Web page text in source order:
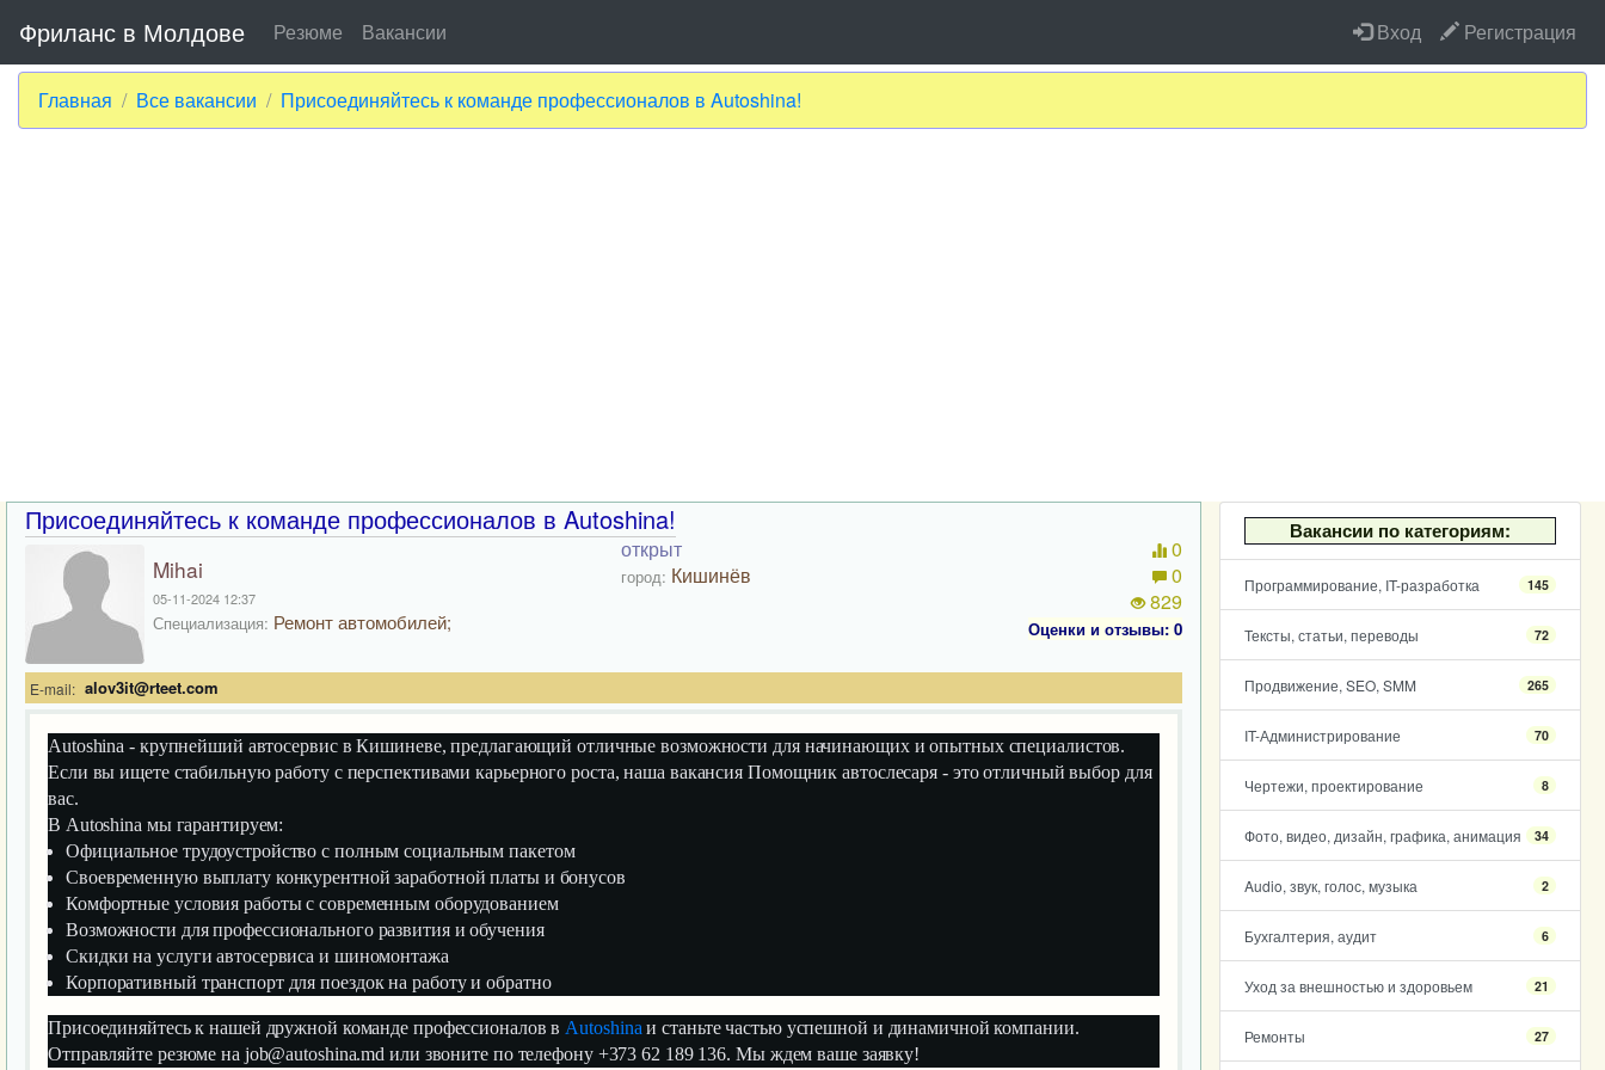
Фриланс в Молдове Резюме Вакансии Вход Регистрация
Главная Все вакансии Присоединяйтесь к команде профессионалов в Autoshina!
Вакансии по категориям:
Программирование, IT-разработка 145
Тексты, статьи, переводы 72
Продвижение, SEO, SMM 265
IT-Администрирование 70
Чертежи, проектирование 8
Фото, видео, дизайн, графика, анимация 34
Audio, звук, голос, музыка 2
Бухгалтерия, аудит 6
Уход за внешностью и здоровьем 21
Ремонты 27
Присоединяйтесь к команде профессионалов в Autoshina!
Mihai
05-11-2024 12:37
Специализация: Ремонт автомобилей;
открыт
город: Кишинёв
0
0
829
Оценки и отзывы: 0
E-mail: alov3it@rteet.com
Autoshina - крупнейший автосервис в Кишиневе, предлагающий отличные возможности для начинающих и опытных специалистов.
Если вы ищете стабильную работу с перспективами карьерного роста, наша вакансия Помощник автослесаря - это отличный выбор для
вас.
В Autoshina мы гарантируем:
Официальное трудоустройство с полным социальным пакетом
Своевременную выплату конкурентной заработной платы и бонусов
Комфортные условия работы с современным оборудованием
Возможности для профессионального развития и обучения
Скидки на услуги автосервиса и шиномонтажа
Корпоративный транспорт для поездок на работу и обратно
Присоединяйтесь к нашей дружной команде профессионалов в Autoshina и станьте частью успешной и динамичной компании.
Отправляйте резюме на job@autoshina.md или звоните по телефону +373 62 189 136. Мы ждем ваше заявку!